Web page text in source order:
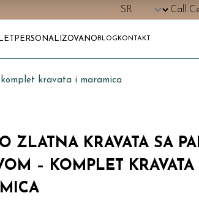
Call
PERSONALIZOVANO BLOG KONTAKT
kravata i maramica
ZLATNA KRAVATA SA
– KOMPLET KRAVATA